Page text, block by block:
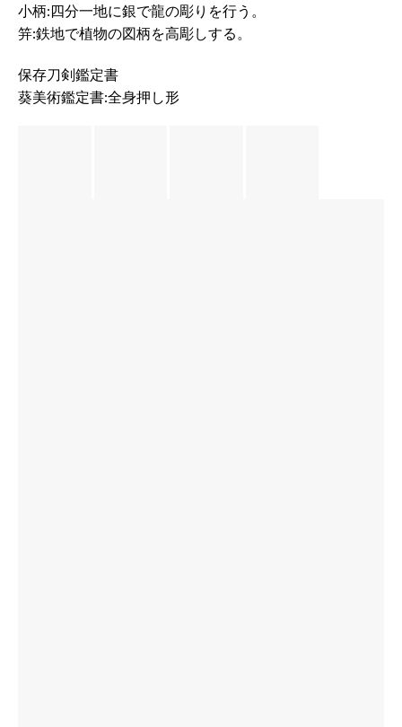
小柄:四分一地に銀で龍の彫りを行う。
笄:鉄地で植物の図柄を高彫しする。
保存刀剣鑑定書
葵美術鑑定書:全身押し形